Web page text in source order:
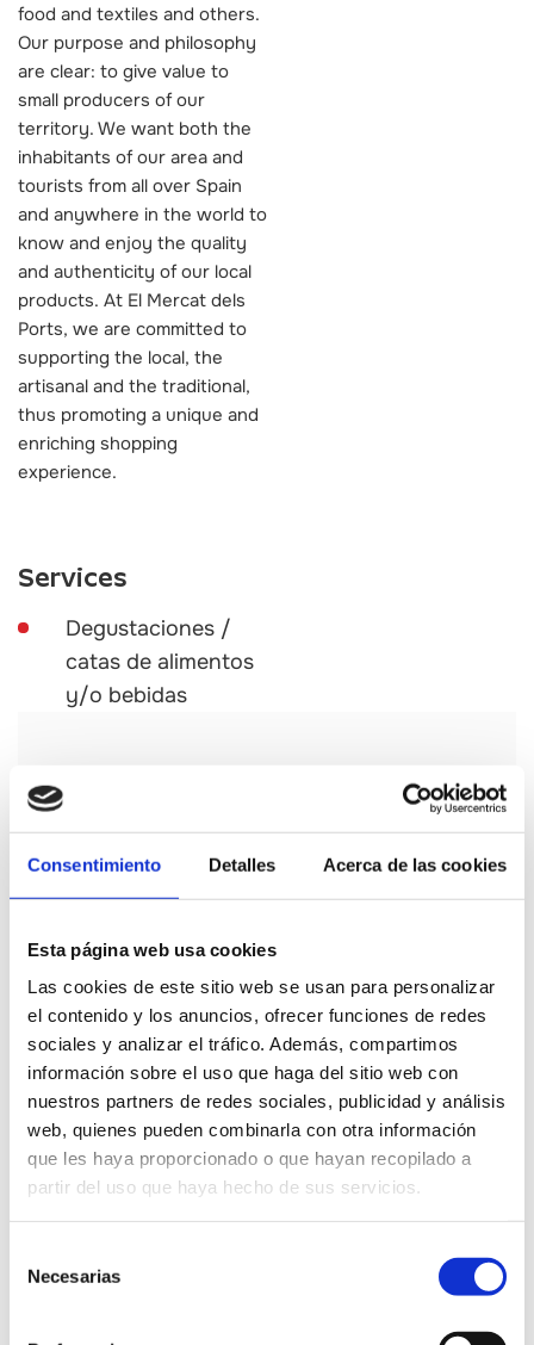
Consentimiento Detalles Acerca de las cookies
Esta página web usa cookies
Las cookies de este sitio web se usan para personalizar
el contenido y los anuncios, ofrecer funciones de redes
sociales y analizar el tráfico. Además, compartimos
información sobre el uso que haga del sitio web con
nuestros partners de redes sociales, publicidad y análisis
web, quienes pueden combinarla con otra información
que les haya proporcionado o que hayan recopilado a
partir del uso que haya hecho de sus servicios.
Necesarias
food and textiles and others.
Our purpose and philosophy
are clear: to give value to
small producers of our
territory. We want both the
inhabitants of our area and
tourists from all over Spain
and anywhere in the world to
know and enjoy the quality
and authenticity of our local
products. At El Mercat dels
Ports, we are committed to
supporting the local, the
artisanal and the traditional,
thus promoting a unique and
enriching shopping
experience.
Services
Degustaciones /
catas de alimentos
y/o bebidas
Gastronomic routes
Castellón Wine Route